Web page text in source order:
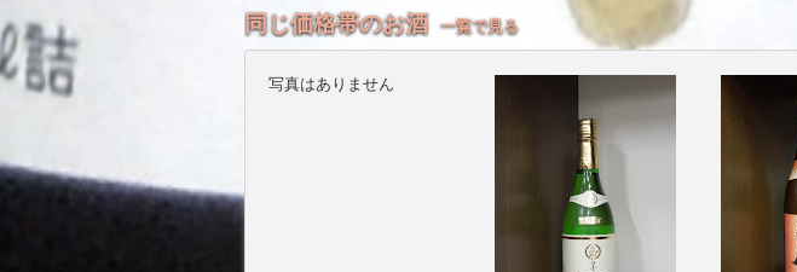
同じ価格帯のお酒 一覧で見る
写真はありません